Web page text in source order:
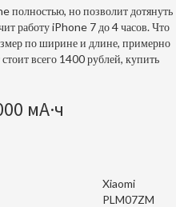
полностью, но позволит дотянуть
работу iPhone 7 до 4 часов. Что
по ширине и длине, примерно
всего 1400 рублей, купить
мА·ч
Xiaomi
PLM07ZM